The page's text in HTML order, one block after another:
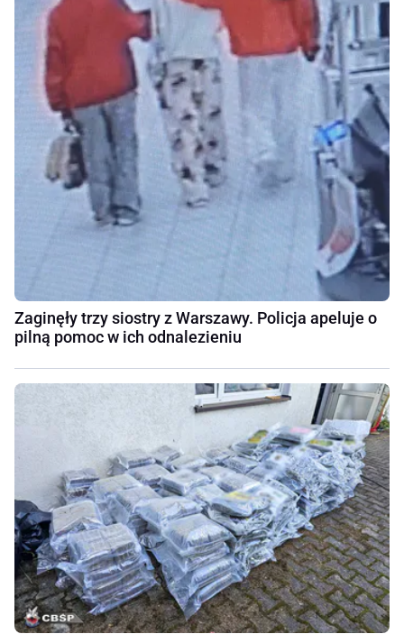
Zaginęły trzy siostry z Warszawy. Policja apeluje o
pilną pomoc w ich odnalezieniu